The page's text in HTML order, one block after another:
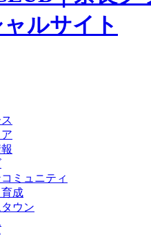
トップチーム
トップチームスタッフ
ィアチーム「volundeer」
ーロード
ル＆マナー
ーム運営管理規定
運営管理規定
画使用ガイドライン
ィールド奈良
ミュニティ
成
ウン